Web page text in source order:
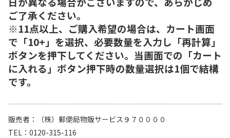
ご了承ください。
※11点以上、ご購入希望の場合は、カート画面
で「10+」を選択、必要数量を入力し「再計算」
ボタンを押下してください。当画面での「カート
に入れる」ボタン押下時の数量選択は1個で結構
です。
販売者
（株）郵便局物販サービス９７００００
TEL
0120-315-116